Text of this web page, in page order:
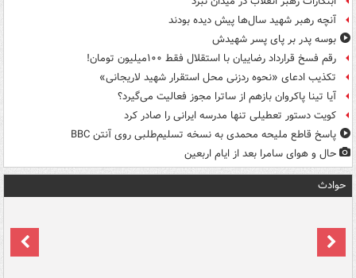
آنچه رهبر شهید سال‌ها پیش دیده بودند
بوسه‌ پدر بر پای پسر شهیدش
رقم فسخ قرارداد رضاییان با استقلال فقط ۱۰۰میلیون تومان!
تکذیب ادعای «نحوه ردزنی محل استقرار شهید لاریجانی»
آیا تینا پاکروان بازهم از ساترا مجوز فعالیت می‌گیرد؟
کویت دستور تعطیلی تنها مدرسه ایرانی را صادر کرد
پاسخ قاطع ملیحه محمدی به نسخه تسلیم‌طلبی روی آنتن BBC
حال و هوای سامرا بعد از ایام اربعین
حوادث